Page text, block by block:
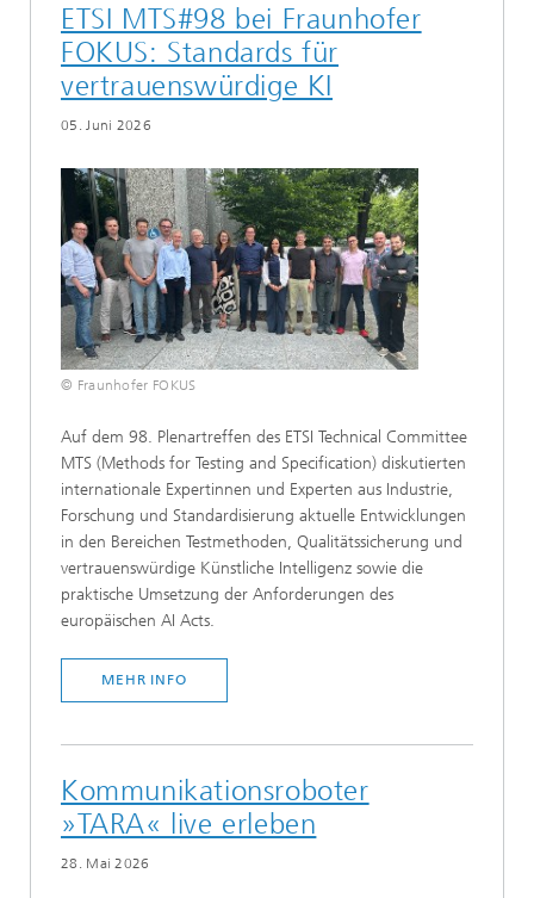
ETSI MTS#98 bei Fraunhofer
FOKUS: Standards für
vertrauenswürdige KI
05. Juni 2026
© Fraunhofer FOKUS
Auf dem 98. Plenartreffen des ETSI Technical Committee
MTS (Methods for Testing and Specification) diskutierten
internationale Expertinnen und Experten aus Industrie,
Forschung und Standardisierung aktuelle Entwicklungen
in den Bereichen Testmethoden, Qualitätssicherung und
vertrauenswürdige Künstliche Intelligenz sowie die
praktische Umsetzung der Anforderungen des
europäischen AI Acts.
MEHR INFO
Kommunikationsroboter
»TARA« live erleben
28. Mai 2026